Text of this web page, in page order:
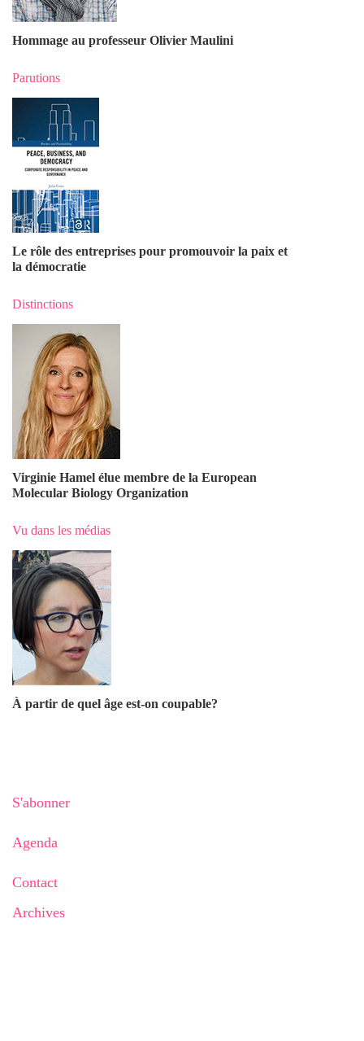
Hommage au professeur Olivier Maulini
Parutions
Le rôle des entreprises pour promouvoir la paix et
la démocratie
Distinctions
Virginie Hamel élue membre de la European
Molecular Biology Organization
Vu dans les médias
À partir de quel âge est-on coupable?
S'abonner
Agenda
Contact
Archives